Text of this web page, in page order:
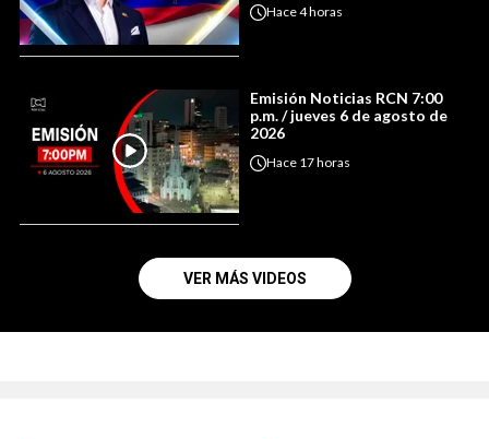
Hace4 horas
Emisión Noticias RCN 7:00
p.m. / jueves 6 de agosto de
2026
Hace 17 horas
VER MÁS VIDEOS